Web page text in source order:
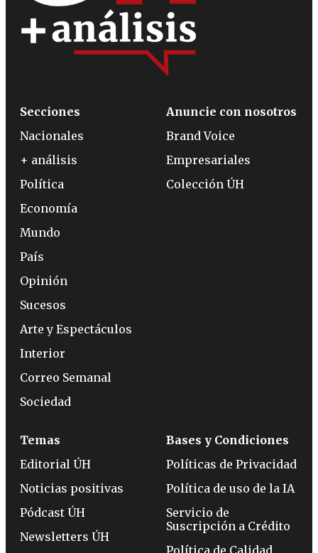
Secciones
Nacionales
+ análisis
Política
Economía
Mundo
País
Opinión
Sucesos
Arte y Espectáculos
Interior
Correo Semanal
Sociedad
Anuncie con nosotros
Brand Voice
Empresariales
Colección ÚH
Temas
Editorial ÚH
Noticias positivas
Pódcast ÚH
Newsletters ÚH
Bases y Condiciones
Políticas de Privacidad
Política de uso de la IA
Servicio de
Suscripción a Crédito
Política de Calidad